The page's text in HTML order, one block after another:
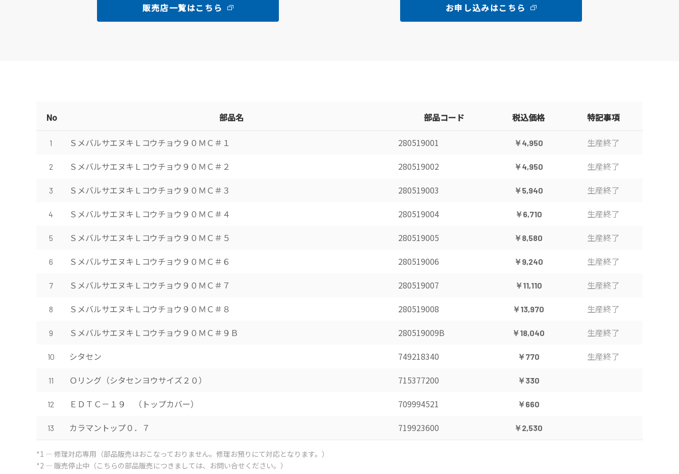
販売店一覧はこちら お申し込みはこちら
No 部品名 部品コード 税込価格 特記事項
1 ＳメバルサエヌキＬコウチョウ９０ＭＣ＃１ 280519001 ￥4,950 生産終了
2 ＳメバルサエヌキＬコウチョウ９０ＭＣ＃２ 280519002 ￥4,950 生産終了
3 ＳメバルサエヌキＬコウチョウ９０ＭＣ＃３ 280519003 ￥5,940 生産終了
4 ＳメバルサエヌキＬコウチョウ９０ＭＣ＃４ 280519004 ￥6,710 生産終了
5 ＳメバルサエヌキＬコウチョウ９０ＭＣ＃５ 280519005 ￥8,580 生産終了
6 ＳメバルサエヌキＬコウチョウ９０ＭＣ＃６ 280519006 ￥9,240 生産終了
7 ＳメバルサエヌキＬコウチョウ９０ＭＣ＃７ 280519007 ￥11,110 生産終了
8 ＳメバルサエヌキＬコウチョウ９０ＭＣ＃８ 280519008 ￥13,970 生産終了
9 ＳメバルサエヌキＬコウチョウ９０ＭＣ＃９Ｂ 280519009B ￥18,040 生産終了
10 シタセン 749218340 ￥770 生産終了
11 Ｏリング（シタセンヨウサイズ２０） 715377200 ￥330
12 ＥＤＴＣ－１９ （トップカバー） 709994521 ￥660
13 カラマントップ０．７ 719923600 ￥2,530
*1 ― 修理対応専用（部品販売はおこなっておりません。修理お預りにて対応となります。）
*2 ― 販売停止中（こちらの部品販売につきましては、お問い合せください。）